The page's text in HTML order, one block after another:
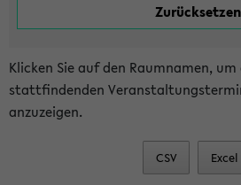
Klicken Sie auf den Raumnamen,
stattfindenden
anzuzeigen.
CSV Excel